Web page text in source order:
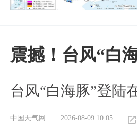
震撼！台风“白
台风“白海豚”登陆
中国天气网 2026-08-09 10:05